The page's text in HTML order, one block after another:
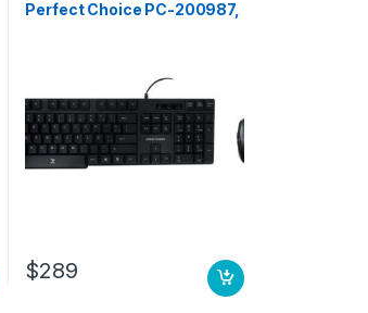
Perfect Choice PC-200987,
NGO DPI AJUSTABLE AMBI
$289